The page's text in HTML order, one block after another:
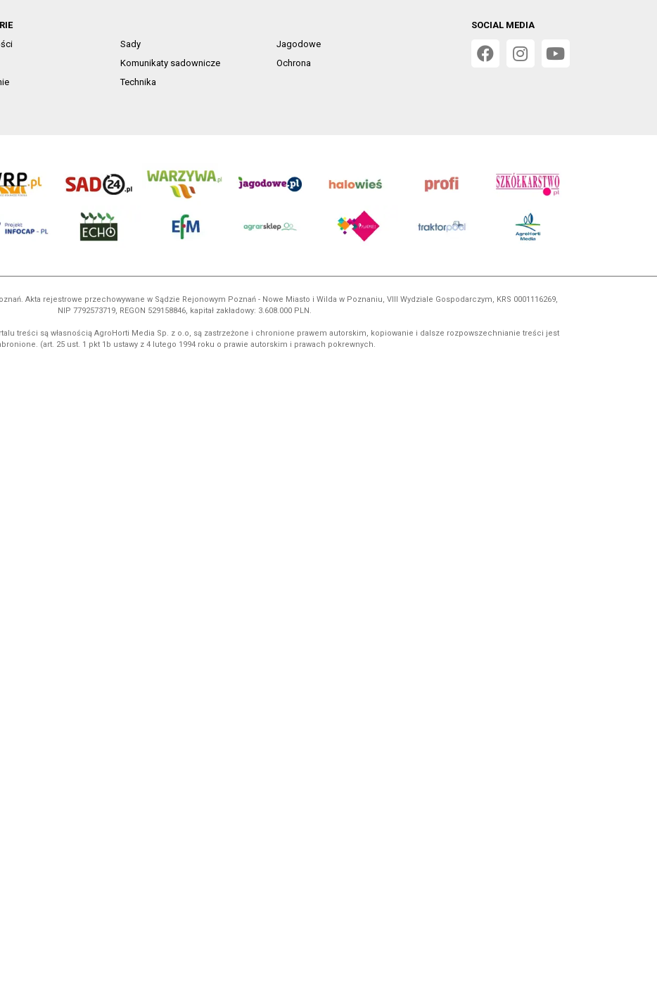
Sady
Jagodowe
Komunikaty sadownicze
Ochrona
Technika
SOCIAL MEDIA
Akta rejestrowe przechowywane w Sądzie Rejonowym Poznań - Nowe Miasto i Wilda w Poznaniu, VIII Wydziale Gospodarczym, KRS 0001116269,
NIP 7792573719, REGON 529158846, kapitał zakładowy: 3.608.000 PLN.
treści są własnością AgroHorti Media Sp. z o.o, są zastrzeżone i chronione prawem autorskim, kopiowanie i dalsze rozpowszechnianie treści jest
(art. 25 ust. 1 pkt 1b ustawy z 4 lutego 1994 roku o prawie autorskim i prawach pokrewnych.